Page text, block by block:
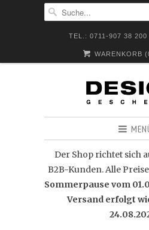
TEL.: 0711-907 38 200
WARENKORB (
Der Shop richtet sich
B2B-Kunden. Alle
Sommerpause vom
Versand erfolgt